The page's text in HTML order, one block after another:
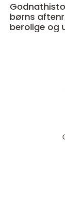
børns
berolige og